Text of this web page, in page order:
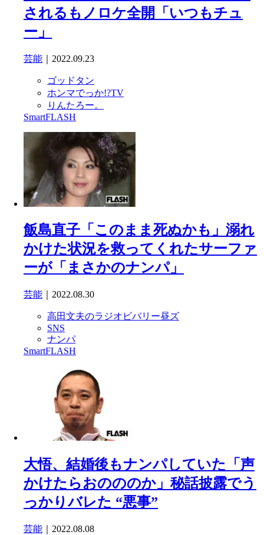
されるもノロケ全開「いつもチュ
ー」
芸能 ｜2022.09.23
ゴッドタン
ホンマでっか!?TV
りんたろー。
SmartFLASH
飯島直子「このまま死ぬかも」溺れ
かけた状況を救ってくれたサーファ
ーが「まさかのナンパ」
芸能 ｜2022.08.30
高田文夫のラジオビバリー昼ズ
SNS
ナンパ
SmartFLASH
大悟、結婚後もナンパしていた「声
かけたらおのののか」秘話披露でう
っかりバレた “悪事”
芸能 ｜2022.08.08